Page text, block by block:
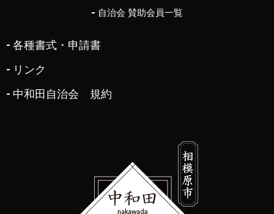
自治会 賛助会員一覧
各種書式・申請書
リンク
中和田自治会 規約